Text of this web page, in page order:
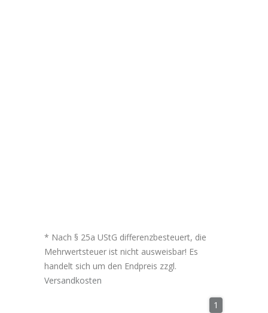
* Nach § 25a UStG differenzbesteuert, die
Mehrwertsteuer ist nicht ausweisbar! Es
handelt sich um den Endpreis zzgl.
Versandkosten
1